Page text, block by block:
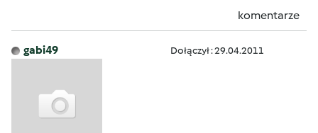
komentarze
gabi49 Dołączył : 29.04.2011